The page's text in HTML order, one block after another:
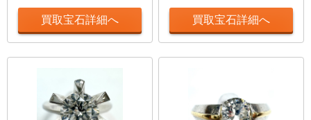
買取宝石詳細へ 買取宝石詳細へ